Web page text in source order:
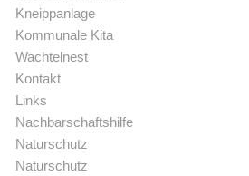
Kneippanlage
Kommunale Kita
Wachtelnest
Kontakt
Links
Nachbarschaftshilfe
Naturschutz
Naturschutz